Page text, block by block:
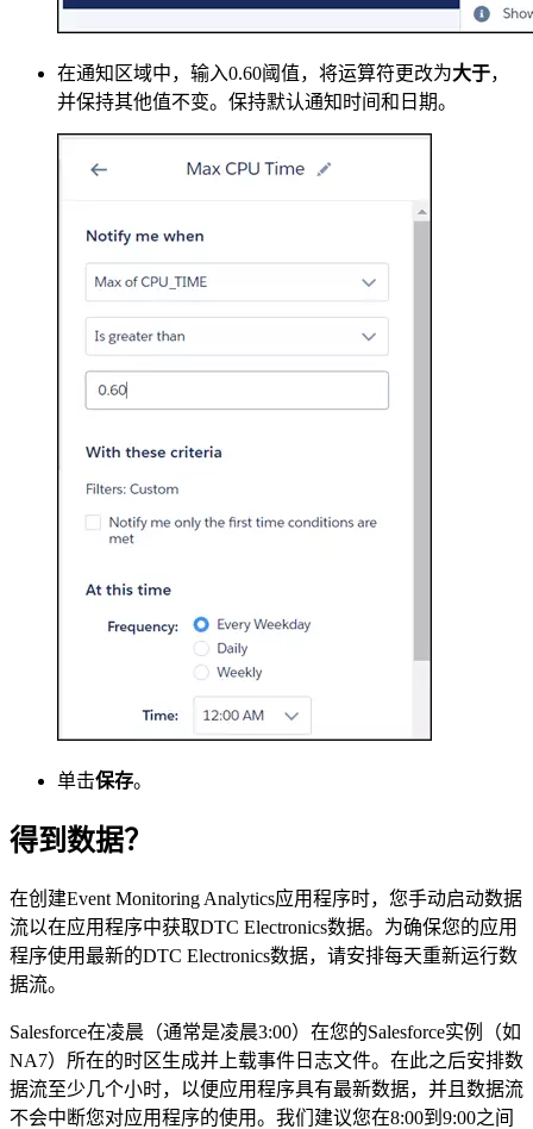
在通知区域中，输入0.60阈值，将运算符更改为大于，
并保持其他值不变。保持默认通知时间和日期。
单击保存。
得到数据？
在创建Event Monitoring Analytics应用程序时，您手动启动数据
流以在应用程序中获取DTC Electronics数据。为确保您的应用
程序使用最新的DTC Electronics数据，请安排每天重新运行数
据流。
Salesforce在凌晨（通常是凌晨3:00）在您的Salesforce实例（如
NA7）所在的时区生成并上载事件日志文件。在此之后安排数
据流至少几个小时，以便应用程序具有最新数据，并且数据流
不会中断您对应用程序的使用。我们建议您在8:00到9:00之间